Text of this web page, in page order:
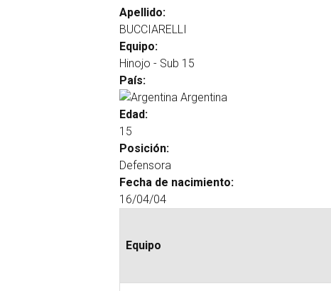
Apellido:
BUCCIARELLI
Equipo:
Hinojo - Sub 15
País:
Argentina
Edad:
15
Posición:
Defensora
Fecha de nacimiento:
16/04/04
Equipo